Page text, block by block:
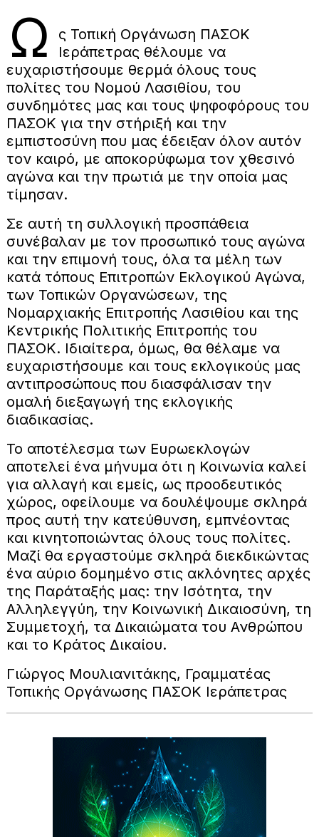
Ω
ς Τοπική Οργάνωση ΠΑΣΟΚ
Ιεράπετρας θέλουμε να
ευχαριστήσουμε θερμά όλους τους
πολίτες του Νομού Λασιθίου, του
συνδημότες μας και τους ψηφοφόρους του
ΠΑΣΟΚ για την στήριξή και την
εμπιστοσύνη που μας έδειξαν όλον αυτόν
τον καιρό, με αποκορύφωμα τον χθεσινό
αγώνα και την πρωτιά με την οποία μας
τίμησαν.
Σε αυτή τη συλλογική προσπάθεια
συνέβαλαν με τον προσωπικό τους αγώνα
και την επιμονή τους, όλα τα μέλη των
κατά τόπους Επιτροπών Εκλογικού Αγώνα,
των Τοπικών Οργανώσεων, της
Νομαρχιακής Επιτροπής Λασιθίου και της
Κεντρικής Πολιτικής Επιτροπής του
ΠΑΣΟΚ. Ιδιαίτερα, όμως, θα θέλαμε να
ευχαριστήσουμε και τους εκλογικούς μας
αντιπροσώπους που διασφάλισαν την
ομαλή διεξαγωγή της εκλογικής
διαδικασίας.
Το αποτέλεσμα των Ευρωεκλογών
αποτελεί ένα μήνυμα ότι η Κοινωνία καλεί
για αλλαγή και εμείς, ως προοδευτικός
χώρος, οφείλουμε να δουλέψουμε σκληρά
προς αυτή την κατεύθυνση, εμπνέοντας
και κινητοποιώντας όλους τους πολίτες.
Μαζί θα εργαστούμε σκληρά διεκδικώντας
ένα αύριο δομημένο στις ακλόνητες αρχές
της Παράταξής μας: την Ισότητα, την
Αλληλεγγύη, την Κοινωνική Δικαιοσύνη, τη
Συμμετοχή, τα Δικαιώματα του Ανθρώπου
και το Κράτος Δικαίου.
Γιώργος Μουλιανιτάκης, Γραμματέας
Τοπικής Οργάνωσης ΠΑΣΟΚ Ιεράπετρας